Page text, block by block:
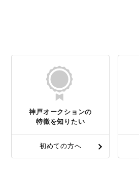
神戸オークションの
特徴を知りたい
初めての方へ